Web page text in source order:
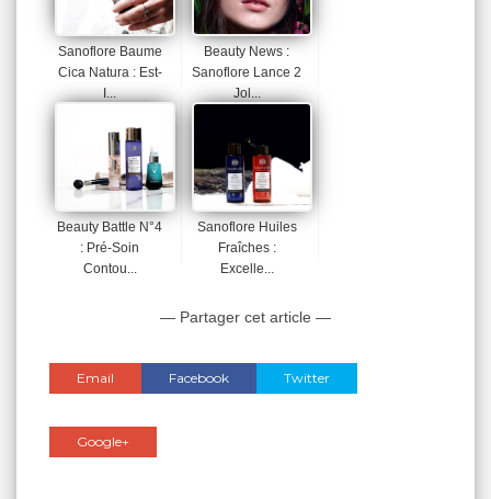
Sanoflore Baume
Cica Natura : Est-
I...
Beauty News :
Sanoflore Lance 2
Jol...
Beauty Battle N°4
: Pré-Soin
Contou...
Sanoflore Huiles
Fraîches :
Excelle...
— Partager cet article —
Email Facebook Twitter
Google+